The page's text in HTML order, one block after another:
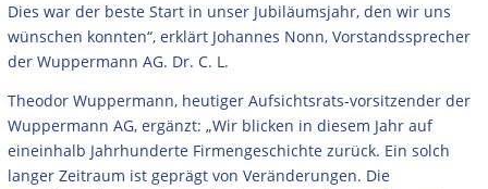
Dies war der beste Start in unser Jubiläumsjahr, den wir uns
wünschen konnten“, erklärt Johannes Nonn, Vorstandssprecher
der Wuppermann AG. Dr. C. L.
Theodor Wuppermann, heutiger Aufsichtsrats-vorsitzender der
Wuppermann AG, ergänzt: „Wir blicken in diesem Jahr auf
eineinhalb Jahrhunderte Firmengeschichte zurück. Ein solch
langer Zeitraum ist geprägt von Veränderungen. Die